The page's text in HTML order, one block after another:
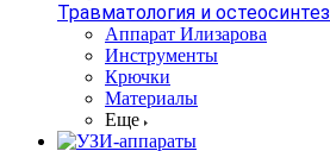
Травматология и остеосинтез
Аппарат Илизарова
Инструменты
Крючки
Материалы
Еще